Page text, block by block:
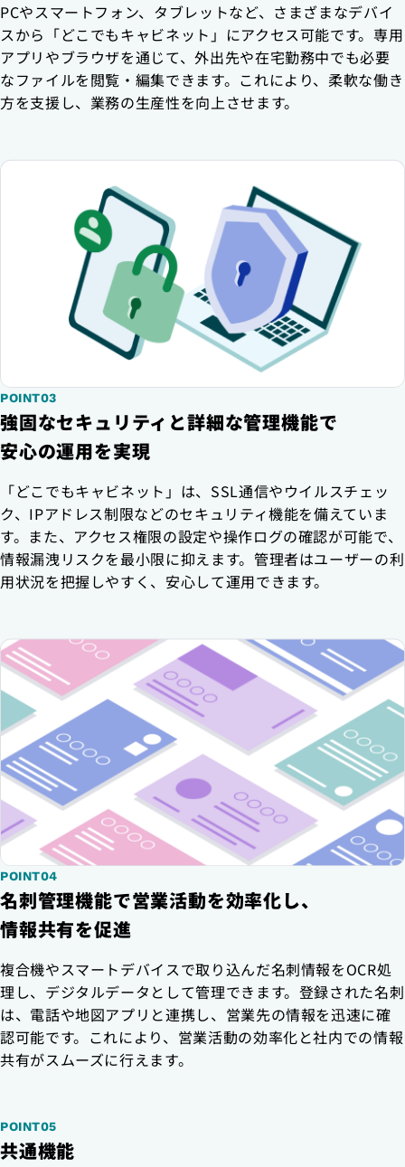
PCやスマートフォン、タブレットなど、さまざまなデバイ
スから「どこでもキャビネット」にアクセス可能です。専用
アプリやブラウザを通じて、外出先や在宅勤務中でも必要
なファイルを閲覧・編集できます。これにより、柔軟な働き
方を支援し、業務の生産性を向上させます。
POINT03
強固なセキュリティと詳細な管理機能で
安心の運用を実現
「どこでもキャビネット」は、SSL通信やウイルスチェッ
ク、IPアドレス制限などのセキュリティ機能を備えていま
す。また、アクセス権限の設定や操作ログの確認が可能で、
情報漏洩リスクを最小限に抑えます。管理者はユーザーの利
用状況を把握しやすく、安心して運用できます。
POINT04
名刺管理機能で営業活動を効率化し、
情報共有を促進
複合機やスマートデバイスで取り込んだ名刺情報をOCR処
理し、デジタルデータとして管理できます。登録された名刺
は、電話や地図アプリと連携し、営業先の情報を迅速に確
認可能です。これにより、営業活動の効率化と社内での情報
共有がスムーズに行えます。
POINT05
共通機能